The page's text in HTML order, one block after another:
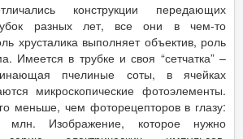
конструкции передающих
разных лет, все они в чем-то
хрусталика выполняет объектив, роль
Имеется в трубке и своя “сетчатка” –
пчелиные соты, в ячейках
микроскопические фотоэлементы.
меньше, чем фоторецепторов в глазу:
млн. Изображение, которое нужно